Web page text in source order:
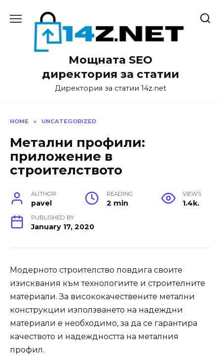
Мощната SEO
директория за статии
Директория за статии 14z.net
HOME » UNCATEGORIZED
Метални профили:
приложение в
строителството
AUTHOR
pavel
READING
2 min
VIEWS
1.4k.
PUBLISHED BY
January 17, 2020
Модерното строителство повдига своите
изисквания към технологиите и строителните
материали. За висококачествените метални
конструкции използването на надеждни
материали е необходимо, за да се гарантира
качеството и надеждността на металния
профил.